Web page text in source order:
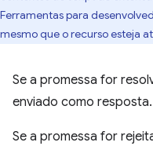
Ferramentas para
mesmo que o recurso esteja
Se a promessa for
enviado como resposta.
Se a promessa for